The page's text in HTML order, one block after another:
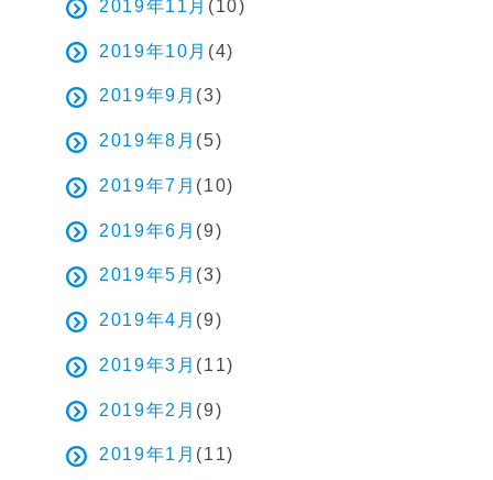
2019年11月 (10)
2019年10月 (4)
2019年9月 (3)
2019年8月 (5)
2019年7月 (10)
2019年6月 (9)
2019年5月 (3)
2019年4月 (9)
2019年3月 (11)
2019年2月 (9)
2019年1月 (11)